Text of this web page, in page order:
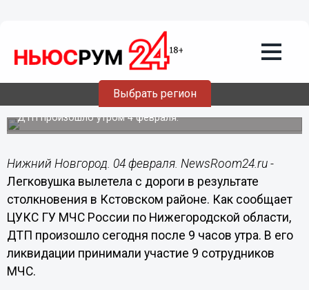
Выбрать регион
Легковушка вылетела с дороги в
результате столкновения в Кстовском
ДТП произошло утром 4 февраля.
Нижний Новгород. 04 февраля. NewsRoom24.ru -
Легковушка вылетела с дороги в результате
столкновения в Кстовском районе. Как сообщает
ЦУКС ГУ МЧС России по Нижегородской области,
ДТП произошло сегодня после 9 часов утра. В его
ликвидации принимали участие 9 сотрудников
МЧС.